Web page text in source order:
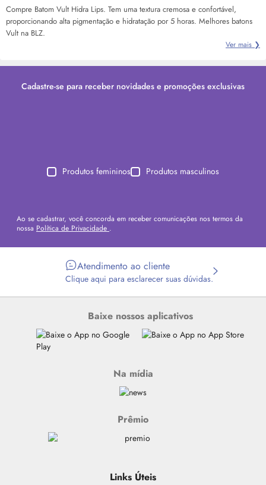
Compre Batom Vult Hidra Lips. Tem uma textura cremosa e confortável,
proporcionando alta pigmentação e hidratação por 5 horas. Melhores batons
Vult na BLZ.
Ver mais ❯
Cadastre-se para receber novidades e promoções exclusivas
Produtos femininos Produtos masculinos
Ao se cadastrar, você concorda em receber comunicações nos termos da
nossa Política de Privacidade .
Atendimento ao cliente
Clique aqui para esclarecer suas dúvidas.
Baixe nossos aplicativos
Na mídia
Prêmio
Links Úteis